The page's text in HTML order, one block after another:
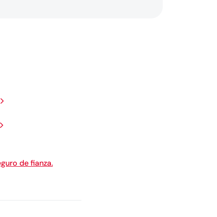
de fianza.